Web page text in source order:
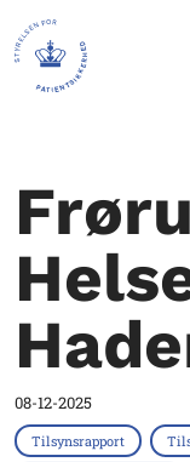
08-12-2025
Tilsynsrapport